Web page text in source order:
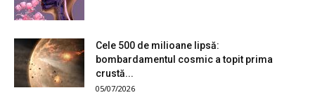
Cele 500 de milioane lipsă:
bombardamentul cosmic a topit prima
crustă...
05/07/2026